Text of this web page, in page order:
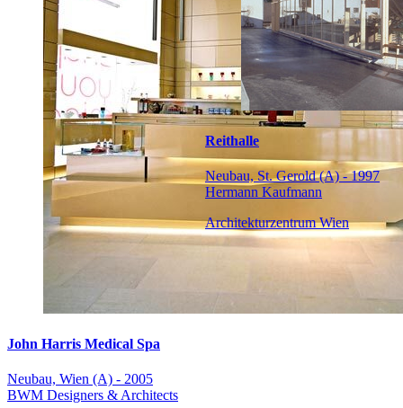
John Harris Medical Spa
Neubau, Wien (A) - 2005
BWM Designers & Architects
Reithalle
Neubau, St. Gerold (A) - 1997
Hermann Kaufmann
Architekturzentrum Wien